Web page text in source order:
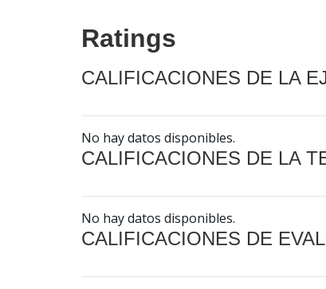
Ratings
CALIFICACIONES DE LA
No hay datos disponibles.
CALIFICACIONES DE LA
No hay datos disponibles.
CALIFICACIONES DE